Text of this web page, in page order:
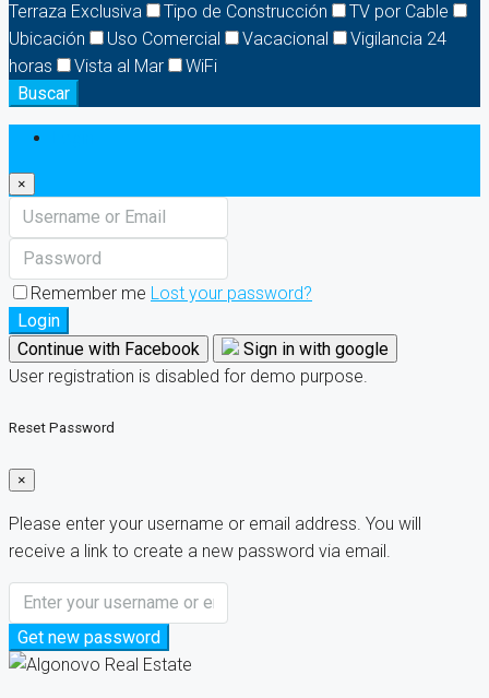
Terraza Exclusiva
Tipo de Construcción
TV por Cable
Ubicación
Uso Comercial Vacacional
Vigilancia 24
horas
Vista al Mar
WiFi
Buscar
×
Remember me Lost your password?
Login
Continue with Facebook
Sign in with google
User registration is disabled for demo purpose.
Reset Password
×
Please enter your username or email address. You will
receive a link to create a new password via email.
Get new password